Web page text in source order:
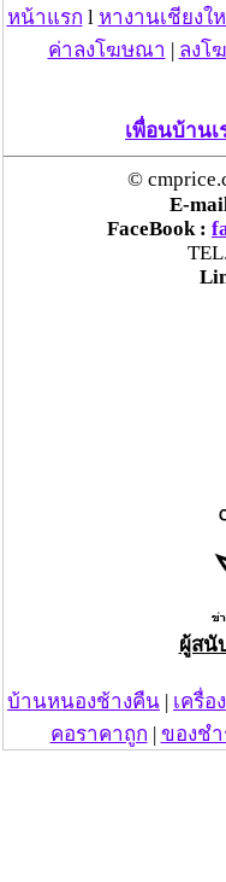
หน้าแรก l หางานเชียงใ
ค่าลงโฆษณา | ลงโ
เพื่อนบ้าน
©
E-
FaceBook :
ผู้สนั
บ้านหนองช้างคืน | เครื่อ
คอราคาถูก | ของชำ